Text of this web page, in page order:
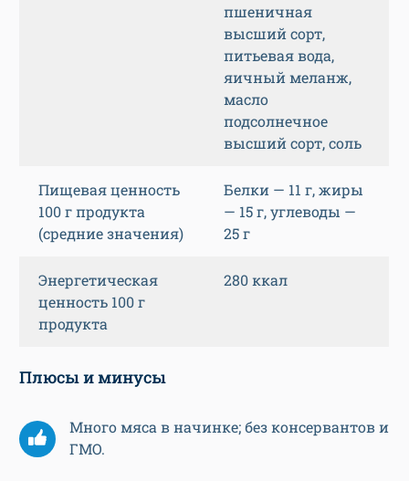
пшеничная
высший сорт,
питьевая вода,
яичный меланж,
масло
подсолнечное
высший сорт, соль
Пищевая ценность
100 г продукта
(средние значения)
Белки — 11 г, жиры
— 15 г, углеводы —
25 г
Энергетическая
ценность 100 г
продукта
280 ккал
Плюсы и минусы
Много мяса в начинке; без консервантов и
ГМО.